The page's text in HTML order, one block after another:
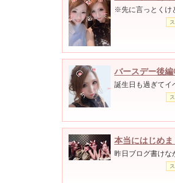
※先に言っとくけ
バースデー後
誕生日も過ぎてイ
本当にはじめ
昨日ブログ書けな